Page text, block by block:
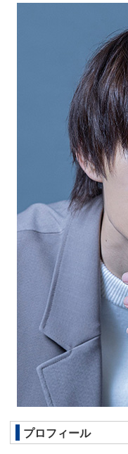
プロフィール